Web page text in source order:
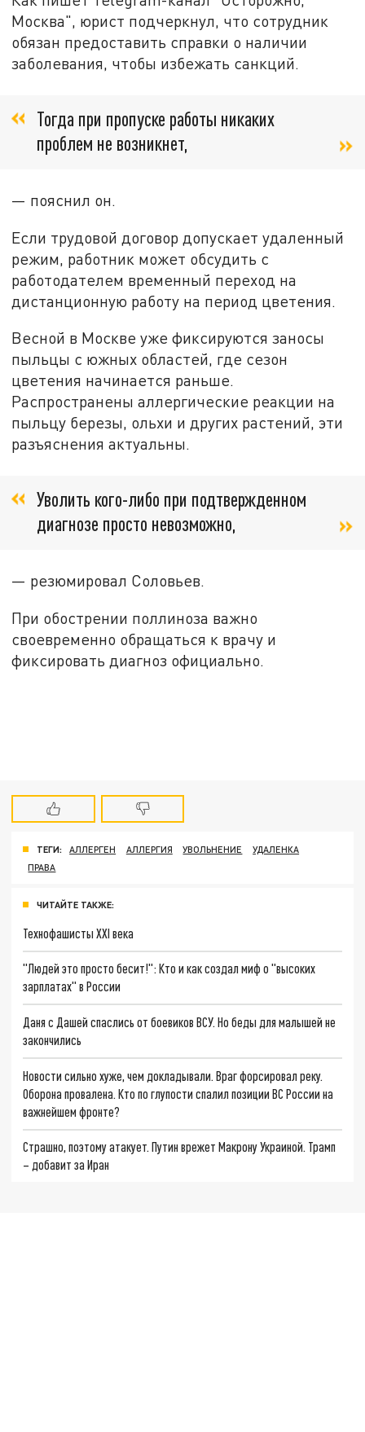
Москва", юрист подчеркнул, что сотрудник
обязан предоставить справки о наличии
заболевания, чтобы избежать санкций.
Тогда при пропуске работы никаких
проблем не возникнет,
— пояснил он.
Если трудовой договор допускает удаленный
режим, работник может обсудить с
работодателем временный переход на
дистанционную работу на период цветения.
Весной в Москве уже фиксируются заносы
пыльцы с южных областей, где сезон
цветения начинается раньше.
Распространены аллергические реакции на
пыльцу березы, ольхи и других растений, эти
разъяснения актуальны.
Уволить кого-либо при подтвержденном
диагнозе просто невозможно,
— резюмировал Соловьев.
При обострении поллиноза важно
своевременно обращаться к врачу и
фиксировать диагноз официально.
ТЕГИ: АЛЛЕРГЕН АЛЛЕРГИЯ УВОЛЬНЕНИЕ
УДАЛЕНКА
ПРАВА
ЧИТАЙТЕ ТАКЖЕ:
Технофашисты XXI века
"Людей это просто бесит!": Кто и как создал миф о "высоких
зарплатах" в России
Даня с Дашей спаслись от боевиков ВСУ. Но беды для малышей не
закончились
Новости сильно хуже, чем докладывали. Враг форсировал реку.
Оборона провалена. Кто по глупости спалил позиции ВС России на
важнейшем фронте?
Страшно, поэтому атакует. Путин врежет Макрону Украиной. Трамп
– добавит за Иран